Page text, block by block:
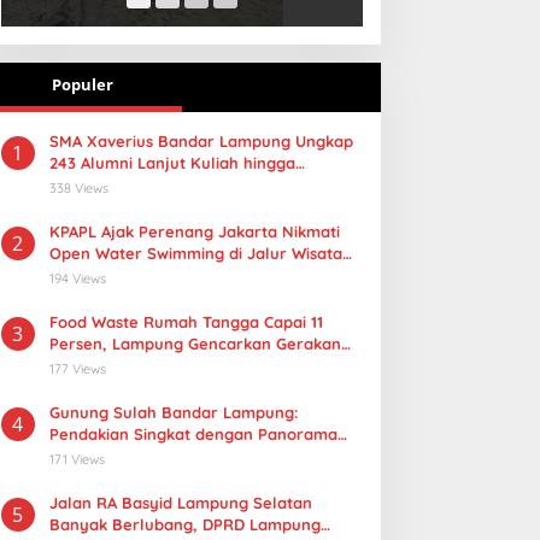
Populer
1
SMA Xaverius Bandar Lampung Ungkap
243 Alumni Lanjut Kuliah hingga
Mancanegara
338 Views
2
KPAPL Ajak Perenang Jakarta Nikmati
Open Water Swimming di Jalur Wisata
Lampung
194 Views
3
Food Waste Rumah Tangga Capai 11
Persen, Lampung Gencarkan Gerakan
Selamatan Pangan
177 Views
4
Gunung Sulah Bandar Lampung:
Pendakian Singkat dengan Panorama
Kota yang Memukau
171 Views
5
Jalan RA Basyid Lampung Selatan
Banyak Berlubang, DPRD Lampung